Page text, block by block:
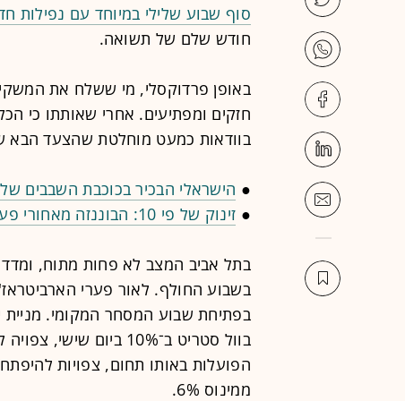
סוף שבוע שלילי במיוחד עם נפילות
חודש שלם של תשואה.
באופן פרדוקסלי, מי ששלח את
חזקים ומפתיעים. אחרי שאותתו כי
בוודאות כמעט מוחלטת שהצעד הבא
● הישראלי הבכיר בכוכבת השבבים
● זינוק של פי 10: הבוננזה מאחורי פעילות המדדים של הבורסה
בשבוע החולף. לאור פערי
בפתיחת שבוע המסחר המקומי.
הפועלות באותו תחום, צפויות
ממינוס 6%.